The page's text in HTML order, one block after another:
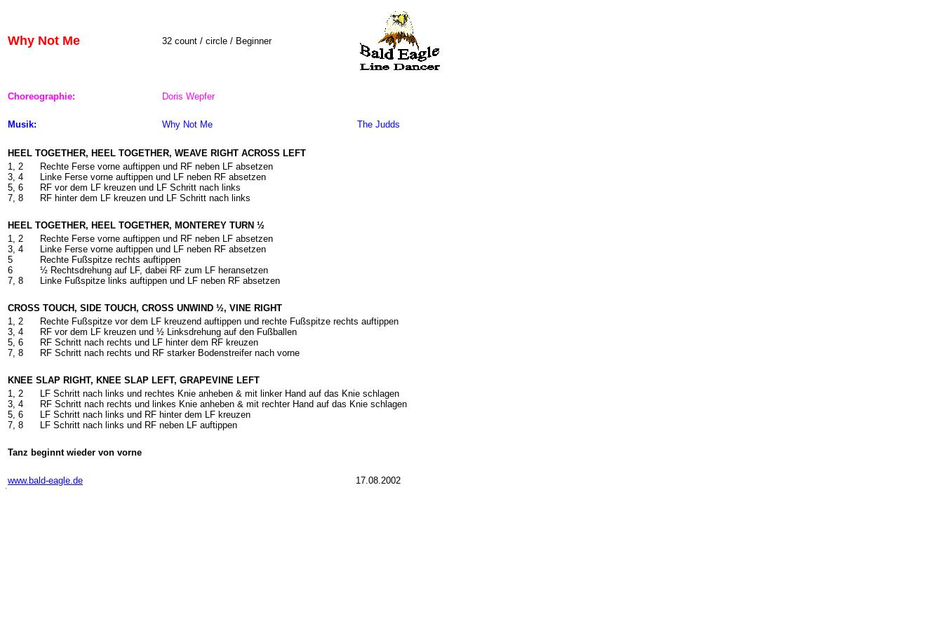
Why Not Me 32 count / circle / Beginner
Choreographie: Doris Wepfer
Musik: Why Not Me The Judds
HEEL TOGETHER, HEEL TOGETHER, WEAVE RIGHT ACROSS LEFT
1, 2
3, 4
5, 6
7, 8
Rechte Ferse vorne auftippen und RF neben LF absetzen
Linke Ferse vorne auftippen und LF neben RF absetzen
RF vor dem LF kreuzen und LF Schritt nach links
RF hinter dem LF kreuzen und LF Schritt nach links
HEEL TOGETHER, HEEL TOGETHER, MONTEREY TURN ½
1, 2
3, 4
5
6
7, 8
Rechte Ferse vorne auftippen und RF neben LF absetzen
Linke Ferse vorne auftippen und LF neben RF absetzen
Rechte Fußspitze rechts auftippen
½ Rechtsdrehung auf LF, dabei RF zum LF heransetzen
Linke Fußspitze links auftippen und LF neben RF absetzen
CROSS TOUCH, SIDE TOUCH, CROSS UNWIND ½, VINE RIGHT
1, 2
3, 4
5, 6
7, 8
Rechte Fußspitze vor dem LF kreuzend auftippen und rechte Fußspitze rechts auftippen
RF vor dem LF kreuzen und ½ Linksdrehung auf den Fußballen
RF Schritt nach rechts und LF hinter dem RF kreuzen
RF Schritt nach rechts und RF starker Bodenstreifer nach vorne
KNEE SLAP RIGHT, KNEE SLAP LEFT, GRAPEVINE LEFT
1, 2
3, 4
5, 6
7, 8
LF Schritt nach links und rechtes Knie anheben & mit linker Hand auf das Knie schlagen
RF Schritt nach rechts und linkes Knie anheben & mit rechter Hand auf das Knie schlagen
LF Schritt nach links und RF hinter dem LF kreuzen
LF Schritt nach links und RF neben LF auftippen
Tanz beginnt wieder von vorne
www.bald-eagle.de
17.08.2002